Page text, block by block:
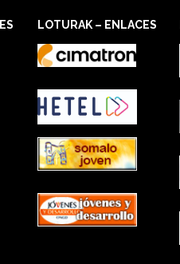
LOTURAK – ENLACES